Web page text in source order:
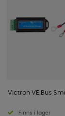
Victron VE.Bus
Finns i lager